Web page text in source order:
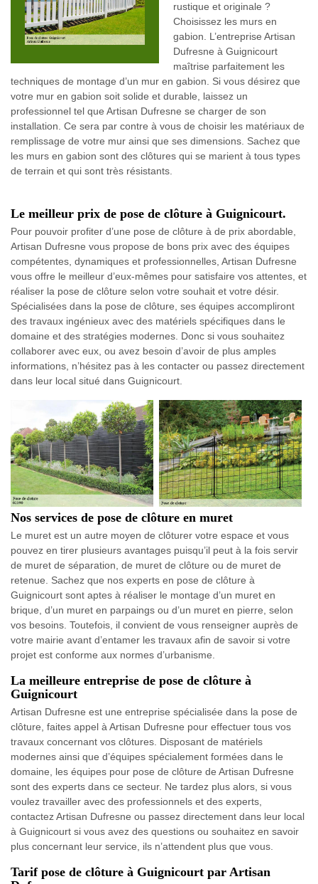
rustique et originale ?
Choisissez les murs en
gabion. L’entreprise Artisan
Dufresne à Guignicourt
maîtrise parfaitement les
techniques de montage d’un mur en gabion. Si vous désirez que
votre mur en gabion soit solide et durable, laissez un
professionnel tel que Artisan Dufresne se charger de son
installation. Ce sera par contre à vous de choisir les matériaux de
remplissage de votre mur ainsi que ses dimensions. Sachez que
les murs en gabion sont des clôtures qui se marient à tous types
de terrain et qui sont très résistants.
Le meilleur prix de pose de clôture à Guignicourt.
Pour pouvoir profiter d’une pose de clôture à de prix abordable,
Artisan Dufresne vous propose de bons prix avec des équipes
compétentes, dynamiques et professionnelles, Artisan Dufresne
vous offre le meilleur d’eux-mêmes pour satisfaire vos attentes, et
réaliser la pose de clôture selon votre souhait et votre désir.
Spécialisées dans la pose de clôture, ses équipes accompliront
des travaux ingénieux avec des matériels spécifiques dans le
domaine et des stratégies modernes. Donc si vous souhaitez
collaborer avec eux, ou avez besoin d’avoir de plus amples
informations, n’hésitez pas à les contacter ou passez directement
dans leur local situé dans Guignicourt.
Nos services de pose de clôture en muret
Le muret est un autre moyen de clôturer votre espace et vous
pouvez en tirer plusieurs avantages puisqu’il peut à la fois servir
de muret de séparation, de muret de clôture ou de muret de
retenue. Sachez que nos experts en pose de clôture à
Guignicourt sont aptes à réaliser le montage d’un muret en
brique, d’un muret en parpaings ou d’un muret en pierre, selon
vos besoins. Toutefois, il convient de vous renseigner auprès de
votre mairie avant d’entamer les travaux afin de savoir si votre
projet est conforme aux normes d’urbanisme.
La meilleure entreprise de pose de clôture à
Guignicourt
Artisan Dufresne est une entreprise spécialisée dans la pose de
clôture, faites appel à Artisan Dufresne pour effectuer tous vos
travaux concernant vos clôtures. Disposant de matériels
modernes ainsi que d’équipes spécialement formées dans le
domaine, les équipes pour pose de clôture de Artisan Dufresne
sont des experts dans ce secteur. Ne tardez plus alors, si vous
voulez travailler avec des professionnels et des experts,
contactez Artisan Dufresne ou passez directement dans leur local
à Guignicourt si vous avez des questions ou souhaitez en savoir
plus concernant leur service, ils n’attendent plus que vous.
Tarif pose de clôture à Guignicourt par Artisan